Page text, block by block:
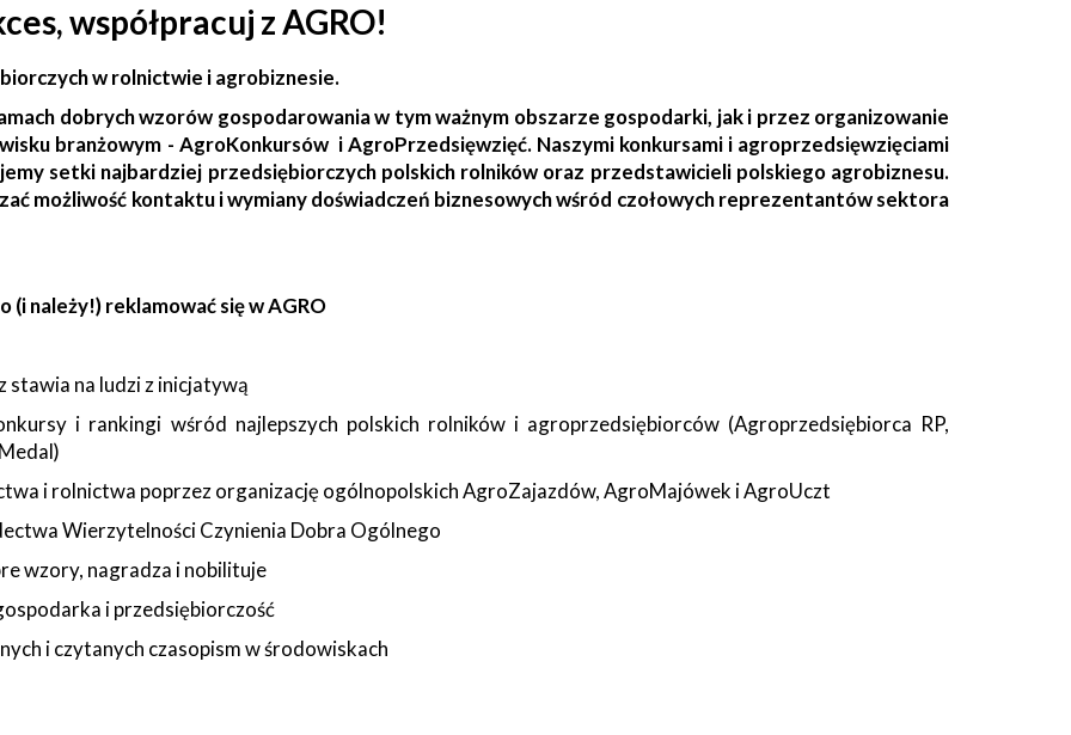
współpracuj z AGRO!
w rolnictwie i agrobiznesie.
dobrych wzorów gospodarowania w tym ważnym obszarze gospodarki, jak i przez organizowanie
branżowym - AgroKonkursów i AgroPrzedsięwzięć. Naszymi konkursami i agroprzedsięwzięciami
setki najbardziej przedsiębiorczych polskich rolników oraz przedstawicieli polskiego agrobiznesu.
możliwość kontaktu i wymiany doświadczeń biznesowych wśród czołowych reprezentantów sektora
należy!) reklamować się w AGRO
stawia na ludzi z inicjatywą
i rankingi wśród najlepszych polskich rolników i agroprzedsiębiorców (Agroprzedsiębiorca RP,
i rolnictwa poprzez organizację ogólnopolskich AgroZajazdów, AgroMajówek i AgroUczt
Wierzytelności Czynienia Dobra Ogólnego
wzory, nagradza i nobilituje
i przedsiębiorczość
i czytanych czasopism w środowiskach